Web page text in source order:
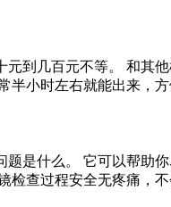
元到几百元不等。 和其
半小时左右就能出来，
题是什么。 它可以帮助
检查过程安全无疼痛，